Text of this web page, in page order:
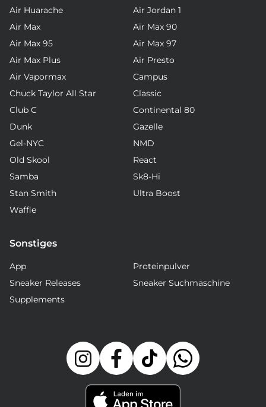
Air Huarache
Air Jordan 1
Air Max
Air Max 90
Air Max 95
Air Max 97
Air Max Plus
Air Presto
Air Vapormax
Campus
Chuck Taylor All Star
Classic
Club C
Continental 80
Dunk
Gazelle
Gel-NYC
NMD
Old Skool
React
Samba
Sk8-Hi
Stan Smith
Ultra Boost
Waffle
Sonstiges
App
Proteinpulver
Sneaker Releases
Sneaker Suchmaschine
Supplements